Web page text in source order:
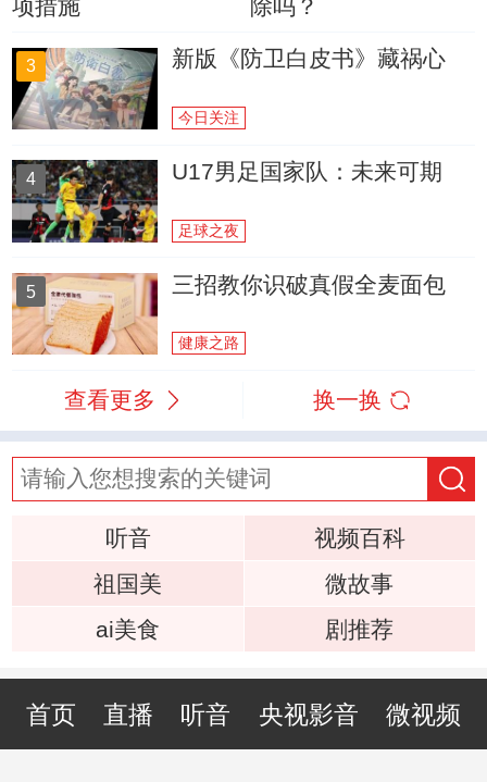
项措施
除吗？
3 新版《防卫白皮书》藏祸心
今日关注
4 U17男足国家队：未来可期
足球之夜
5 三招教你识破真假全麦面包
健康之路
查看更多 换一换
听音
视频百科
祖国美
微故事
ai美食
剧推荐
首页 直播 听音 央视影音 微视频